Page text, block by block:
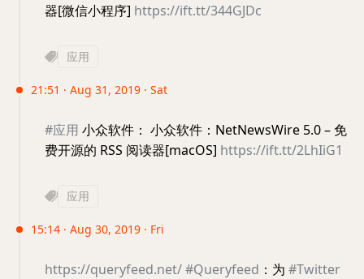
器[微信小程序] https://ift.tt/344GJDc
应用
21:51 · Aug 31, 2019 · Sat
#应用 小众软件： 小众软件：NetNewsWire 5.0 – 免
费开源的 RSS 阅读器[macOS] https://ift.tt/2LhIiG1
应用
15:14 · Aug 30, 2019 · Fri
https://queryfeed.net/#Queryfeed ：为 #Twitter